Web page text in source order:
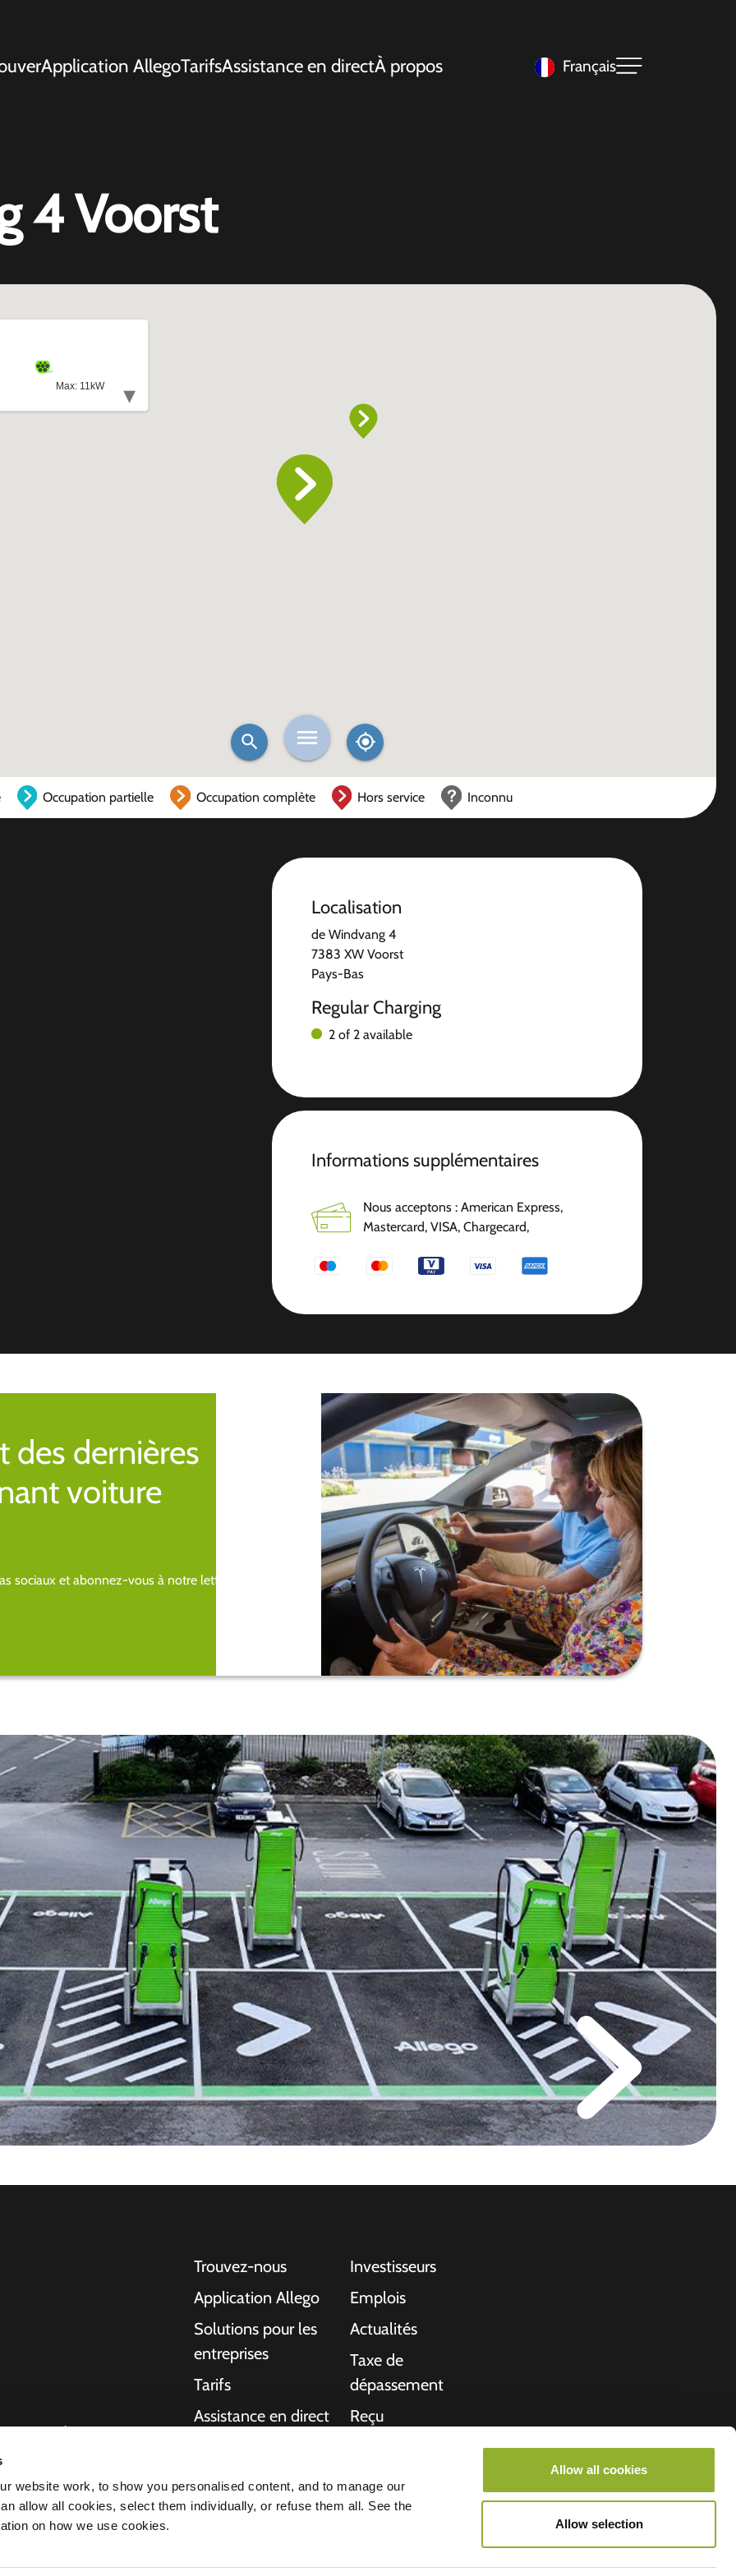
website work, to show you personalised content, and to manage our
allow all cookies, select them individually, or refuse them all. See the
on how we use cookies.
Allow all cookies
Allow selection
Application AllegoTarifsAssistance en directÀ propos Français
4 Voorst
Occupation partielle Occupation complète Hors service Inconnu
Localisation
de Windvang 4
7383 XW Voorst
Pays-Bas
Regular Charging
2 of 2 available
Informations supplémentaires
Nous acceptons : American Express,
Mastercard, VISA, Chargecard,
des dernières
voiture
sociaux et abonnez-vous à notre lettre
pour les
de bout en
plus
voiture électrique
fait de nous le
Trouvez-nous
Application Allego
Solutions pour les
entreprises
Tarifs
Assistance en direct
Fournisseurs
Investisseurs
Emplois
Actualités
Taxe de
dépassement
Reçu